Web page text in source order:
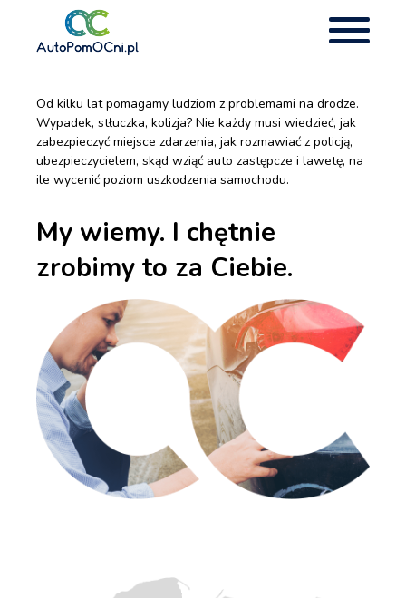
Od kilku lat pomagamy ludziom z problemami na drodze.
Wypadek, stłuczka, kolizja? Nie każdy musi wiedzieć, jak
zabezpieczyć miejsce zdarzenia, jak rozmawiać z policją,
ubezpieczycielem, skąd wziąć auto zastępcze i lawetę, na
ile wycenić poziom uszkodzenia samochodu.
My wiemy. I chętnie
zrobimy to za Ciebie.